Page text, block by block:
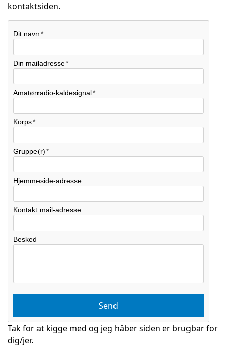
kontaktsiden.
Dit navn
Din mailadresse
Amatørradio-kaldesignal
Korps
Gruppe(r)
Hjemmeside-adresse
Kontakt mail-adresse
Besked
Tak for at kigge med og jeg håber siden er brugbar for
dig/jer.